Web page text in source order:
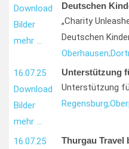
Download
Bilder
mehr …
Deutschen
„Charity
Deutschen
Oberhausen;
16.07.25
Download
Bilder
mehr …
Unterstützung
Unterstützung
Regensburg;
16.07.25
Thurgau Travel